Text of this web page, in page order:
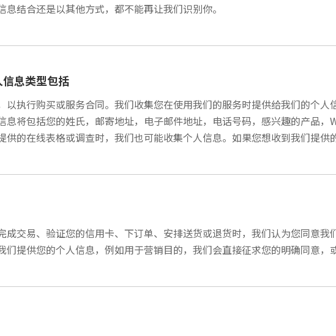
结合还是以其他方式，都不能再让我们识别你。
息类型包括
以执行购买或服务合同。我们收集您在使用我们的服务时提供给我们的个
息将包括您的姓氏，邮寄地址，电子邮件地址，电话号码，感兴趣的产品
的在线表格或调查时，我们也可能收集个人信息。如果您想收到我们提供
成交易、验证您的信用卡、下订单、安排送货或退货时，我们认为您同意我
提供您的个人信息，例如用于营销目的，我们会直接征求您的明确同意，